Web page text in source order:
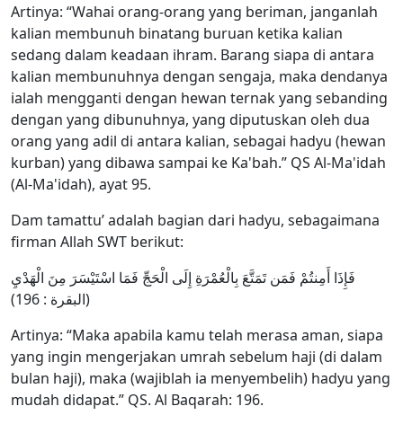
Artinya: “Wahai orang-orang yang beriman, janganlah
kalian membunuh binatang buruan ketika kalian
sedang dalam keadaan ihram. Barang siapa di antara
kalian membunuhnya dengan sengaja, maka dendanya
ialah mengganti dengan hewan ternak yang sebanding
dengan yang dibunuhnya, yang diputuskan oleh dua
orang yang adil di antara kalian, sebagai hadyu (hewan
kurban) yang dibawa sampai ke Ka'bah.” QS Al-Ma'idah
(Al-Ma'idah), ayat 95.
Dam tamattu’ adalah bagian dari hadyu, sebagaimana
firman Allah SWT berikut:
فَإِذَا أَمِنتُمْ فَمَن تَمَتَّعَ بِالْعُمْرَةِ إِلَى الْحَجِّ فَمَا اسْتَيْسَرَ مِنَ الْهَدْيِ
(البقرة : 196)
Artinya: “Maka apabila kamu telah merasa aman, siapa
yang ingin mengerjakan umrah sebelum haji (di dalam
bulan haji), maka (wajiblah ia menyembelih) hadyu yang
mudah didapat.” QS. Al Baqarah: 196.